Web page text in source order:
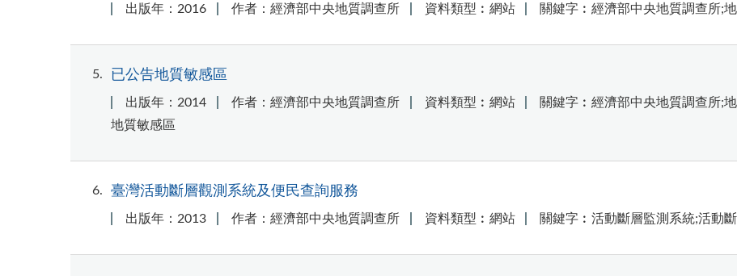
出版年：2016 作者：經濟部中央地質調查所 資料類型︰網站 關鍵字︰經濟部中央地質調查所;
5 已公告地質敏感區
出版年：2014 作者：經濟部中央地質調查所 資料類型︰網站
關鍵字︰經濟部中央地質調查所;
地質敏感區
6 臺灣活動斷層觀測系統及便民查詢服務
出版年：2013 作者：經濟部中央地質調查所 資料類型︰網站 關鍵字︰活動斷層監測系統;活動